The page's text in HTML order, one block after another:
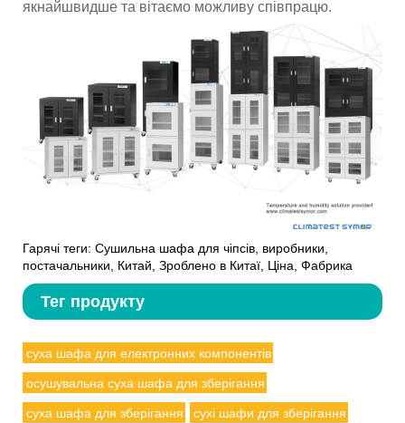
якнайшвидше та вітаємо можливу співпрацю.
Гарячі теги: Сушильна шафа для чіпсів, виробники,
постачальники, Китай, Зроблено в Китаї, Ціна, Фабрика
Тег продукту
суха шафа для електронних компонентів
осушувальна суха шафа для зберігання
суха шафа для зберігання сухі шафи для зберігання